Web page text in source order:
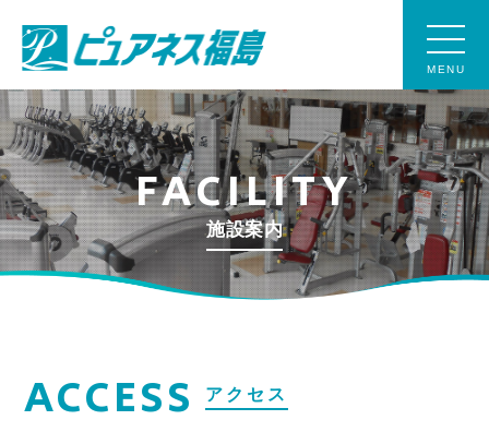
MENU
FACILITY
施設案内
ACCESS アクセス